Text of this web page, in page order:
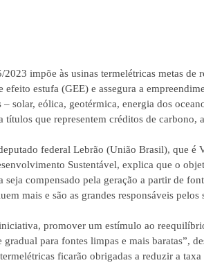
impõe às usinas termelétricas metas de
efeito estufa (GEE) e assegura a
– solar, eólica, geotérmica, energia dos
títulos que representem créditos de carbono,
federal Lebrão (União Brasil), que é
Sustentável, explica que o
seja compensado pela geração a partir de
mais e são as grandes responsáveis
promover um estímulo ao
gradual para fontes limpas e mais baratas”,
ficarão obrigadas a reduzir a